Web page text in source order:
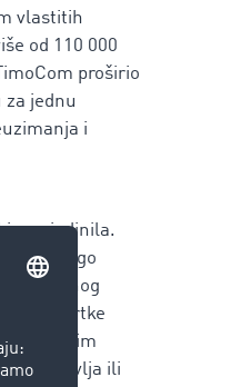
vlastitih
od 110 000
proširio
jednu
i
se ujedinila.
bi se dugo
tvrtke
našim
zaglavlja ili